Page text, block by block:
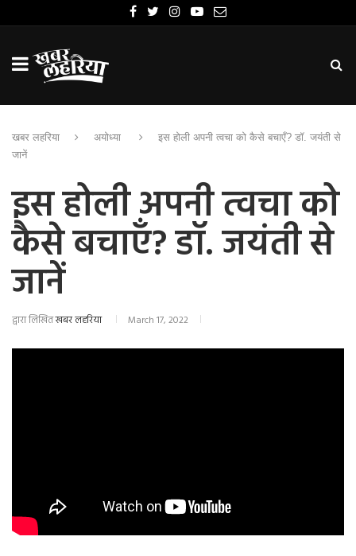
खबर लहरिया अयोध्या
इस होली अपनी त्वचा को कैसे बचाएँ? डॉ. जयंती से
जानें
इस होली अपनी त्वचा को
कैसे बचाएँ? डॉ. जयंती से
जानें
द्वारा लिखितखबर लहरिया March 17, 2022